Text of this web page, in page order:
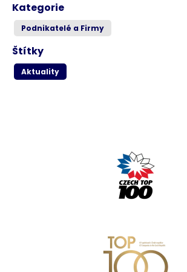
Kategorie
Podnikatelé a Firmy
Štítky
Aktuality